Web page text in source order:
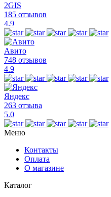
2GIS
185 отзывов
4.9
Авито
748 отзывов
4.9
Яндекс
263 отзыва
5.0
Меню
Контакты
Оплата
О магазине
Каталог